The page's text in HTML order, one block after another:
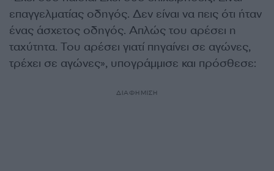
επαγγελματίας οδηγός. Δεν είναι να πεις ότι ήταν
ένας άσχετος οδηγός. Απλώς του αρέσει η
ταχύτητα. Του αρέσει γιατί πηγαίνει σε αγώνες,
τρέχει σε αγώνες», υπογράμμισε και πρόσθεσε:
ΔΙΑΦΗΜΙΣΗ